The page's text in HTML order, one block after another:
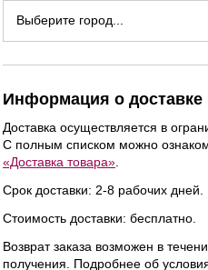
NEW NEW
Выберите город...
Информация о доставке
Доставка осуществляется в
С полным списком можно
«Доставка товара»
Срок доставки: 2-8 рабочих дней.
Стоимость доставки: бесплатно.
Возврат заказа возможен в
получения. Подробнее об